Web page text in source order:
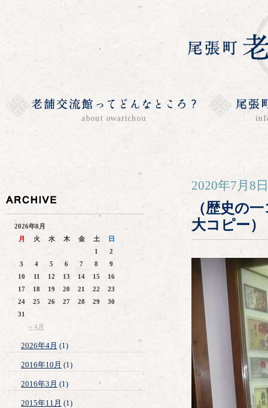
2026年8月
月
火 水 木 金 土 日
« 4月
1
2
3
4 5 6 7 8
9
10
11 12 13 14 15
16
17
18 19 20 21 22
23
24
25 26 27 28 29
30
31
2026年4月 (1)
2016年10月 (1)
2016年3月 (1)
2015年11月 (1)
2020年7月8日
（歴史の
大コピー）